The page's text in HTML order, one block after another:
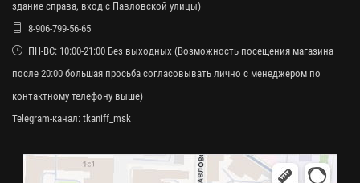
здание справа, вход с Павловской улицы)
8-906-799-56-65
ПН-ВС: 10:00-21:00 Без выходных (Возможность посещения магазина
после 20:00 большая просьба согласовывать лично с менеджером по
контактному телефону выше)
Telegram-канал: tkaniff_msk